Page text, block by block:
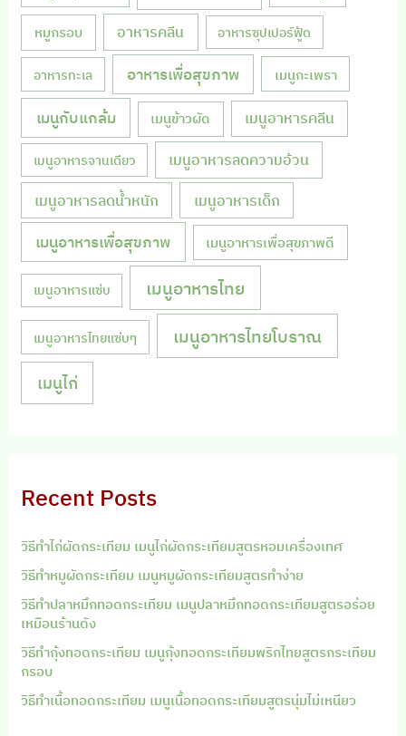
หมูกรอบ อาหารคลีน อาหารซุปเปอร์ฟู้ด
อาหารทะเล อาหารเพื่อสุขภาพ เมนูกะเพรา
เมนูกับแกล้ม เมนูข้าวผัด เมนูอาหารคลีน
เมนูอาหารจานเดียว เมนูอาหารลดความอ้วน
เมนูอาหารลดน้ำหนัก เมนูอาหารเด็ก
เมนูอาหารเพื่อสุขภาพ เมนูอาหารเพื่อสุขภาพดี
เมนูอาหารแซ่บ เมนูอาหารไทย
เมนูอาหารไทยแซ่บๆ เมนูอาหารไทยโบราณ
เมนูไก่
Recent Posts
วิธีทำไก่ผัดกระเทียม เมนูไก่ผัดกระเทียมสูตรหอมเครื่องเทศ
วิธีทำหมูผัดกระเทียม เมนูหมูผัดกระเทียมสูตรทำง่าย
วิธีทำปลาหมึกทอดกระเทียม เมนูปลาหมึกทอดกระเทียมสูตรอร่อย
เหมือนร้านดัง
วิธีทำกุ้งทอดกระเทียม เมนูกุ้งทอดกระเทียมพริกไทยสูตรกระเทียม
กรอบ
วิธีทำเนื้อทอดกระเทียม เมนูเนื้อทอดกระเทียมสูตรนุ่มไม่เหนียว